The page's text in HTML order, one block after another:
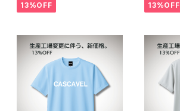
13%OFF 13%OFF